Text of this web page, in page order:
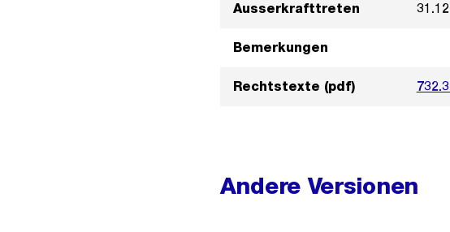
Ausserkrafttreten
Bemerkungen
Rechtstexte (pdf)
Andere Versionen